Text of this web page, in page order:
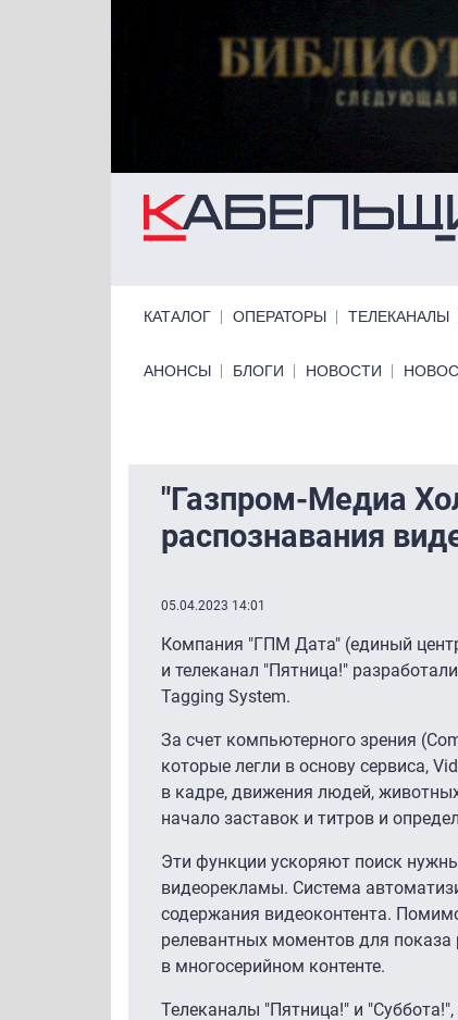
КАТАЛОГ ОПЕРАТОРЫ ТЕЛЕКАНАЛЫ
Primary links bottom
АНОНСЫ БЛОГИ НОВОСТИ
"Газпром-Медиа
распознавания
05.04.2023 14:01
Компания "ГПМ Дата" (единый
и телеканал "Пятница!"
Tagging System.
За счет компьютерного зрения
которые легли в основу сервиса,
в кадре, движения людей,
начало заставок и титров и
Эти функции ускоряют поиск
видеорекламы. Система
содержания видеоконтента.
релевантных моментов для
в многосерийном контенте.
Телеканалы "Пятница!" и